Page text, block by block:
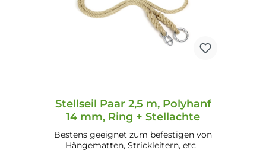
Stellseil Paar 2,5 m, Polyhanf
14 mm, Ring + Stellachte
Bestens geeignet zum befestigen von
Hängematten, Strickleitern, etc